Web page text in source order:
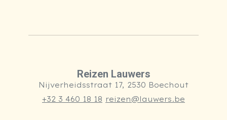
Reizen Lauwers
Nijverheidsstraat 17, 2530 Boechout
+32 3 460 18 18 reizen@lauwers.be